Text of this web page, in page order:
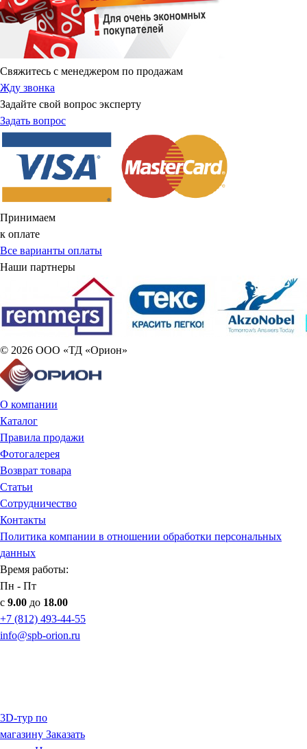
Свяжитесь с менеджером по продажам
Жду звонка
Задайте свой вопрос эксперту
Задать вопрос
Принимаем
к оплате
Все варианты оплаты
Наши партнеры
© 2026 ООО «ТД «Орион»
О компании
Каталог
Правила продажи
Фотогалерея
Возврат товара
Статьи
Сотрудничество
Контакты
Политика компании в отношении обработки персональных
данных
Время работы:
Пн - Пт
с 9.00 до 18.00
+7 (812) 493-44-55
info@spb-orion.ru
3D-тур по
магазину Заказать